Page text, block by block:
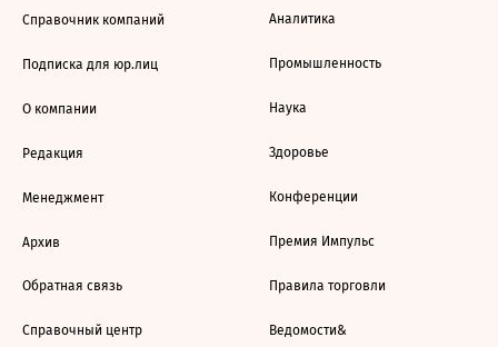
Справочник компаний
Подписка для юр.лиц
О компании
Редакция
Менеджмент
Архив
Обратная связь
Справочный центр
Аналитика
Промышленность
Наука
Здоровье
Конференции
Премия Импульс
Правила торговли
Ведомости&